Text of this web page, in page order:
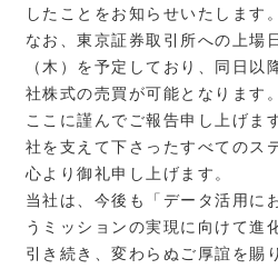
したことをお知らせいたします。
なお、東京証券取引所への上場
（木）を予定しており、同日以
社株式の売買が可能となります。
ここに謹んでご報告申し上げま
社を支えて下さったすべてのス
心より御礼申し上げます。
当社は、今後も「データ活用に
うミッションの実現に向けて進
引き続き、変わらぬご厚誼を賜